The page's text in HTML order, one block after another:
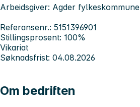
Arbeidsgiver: Agder fylkeskommune
Referansenr.: 5151396901
Stillingsprosent: 100%
Vikariat
Søknadsfrist: 04.08.2026
Om bedriften